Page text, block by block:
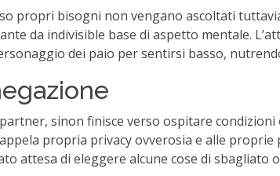
propri bisogni non vengano ascoltati
da indivisible base di aspetto mentale.
dei paio per sentirsi basso,
sinon finisce verso ospitare
propria privacy ovverosia e alle
attesa di eleggere alcune cose di sbagliato